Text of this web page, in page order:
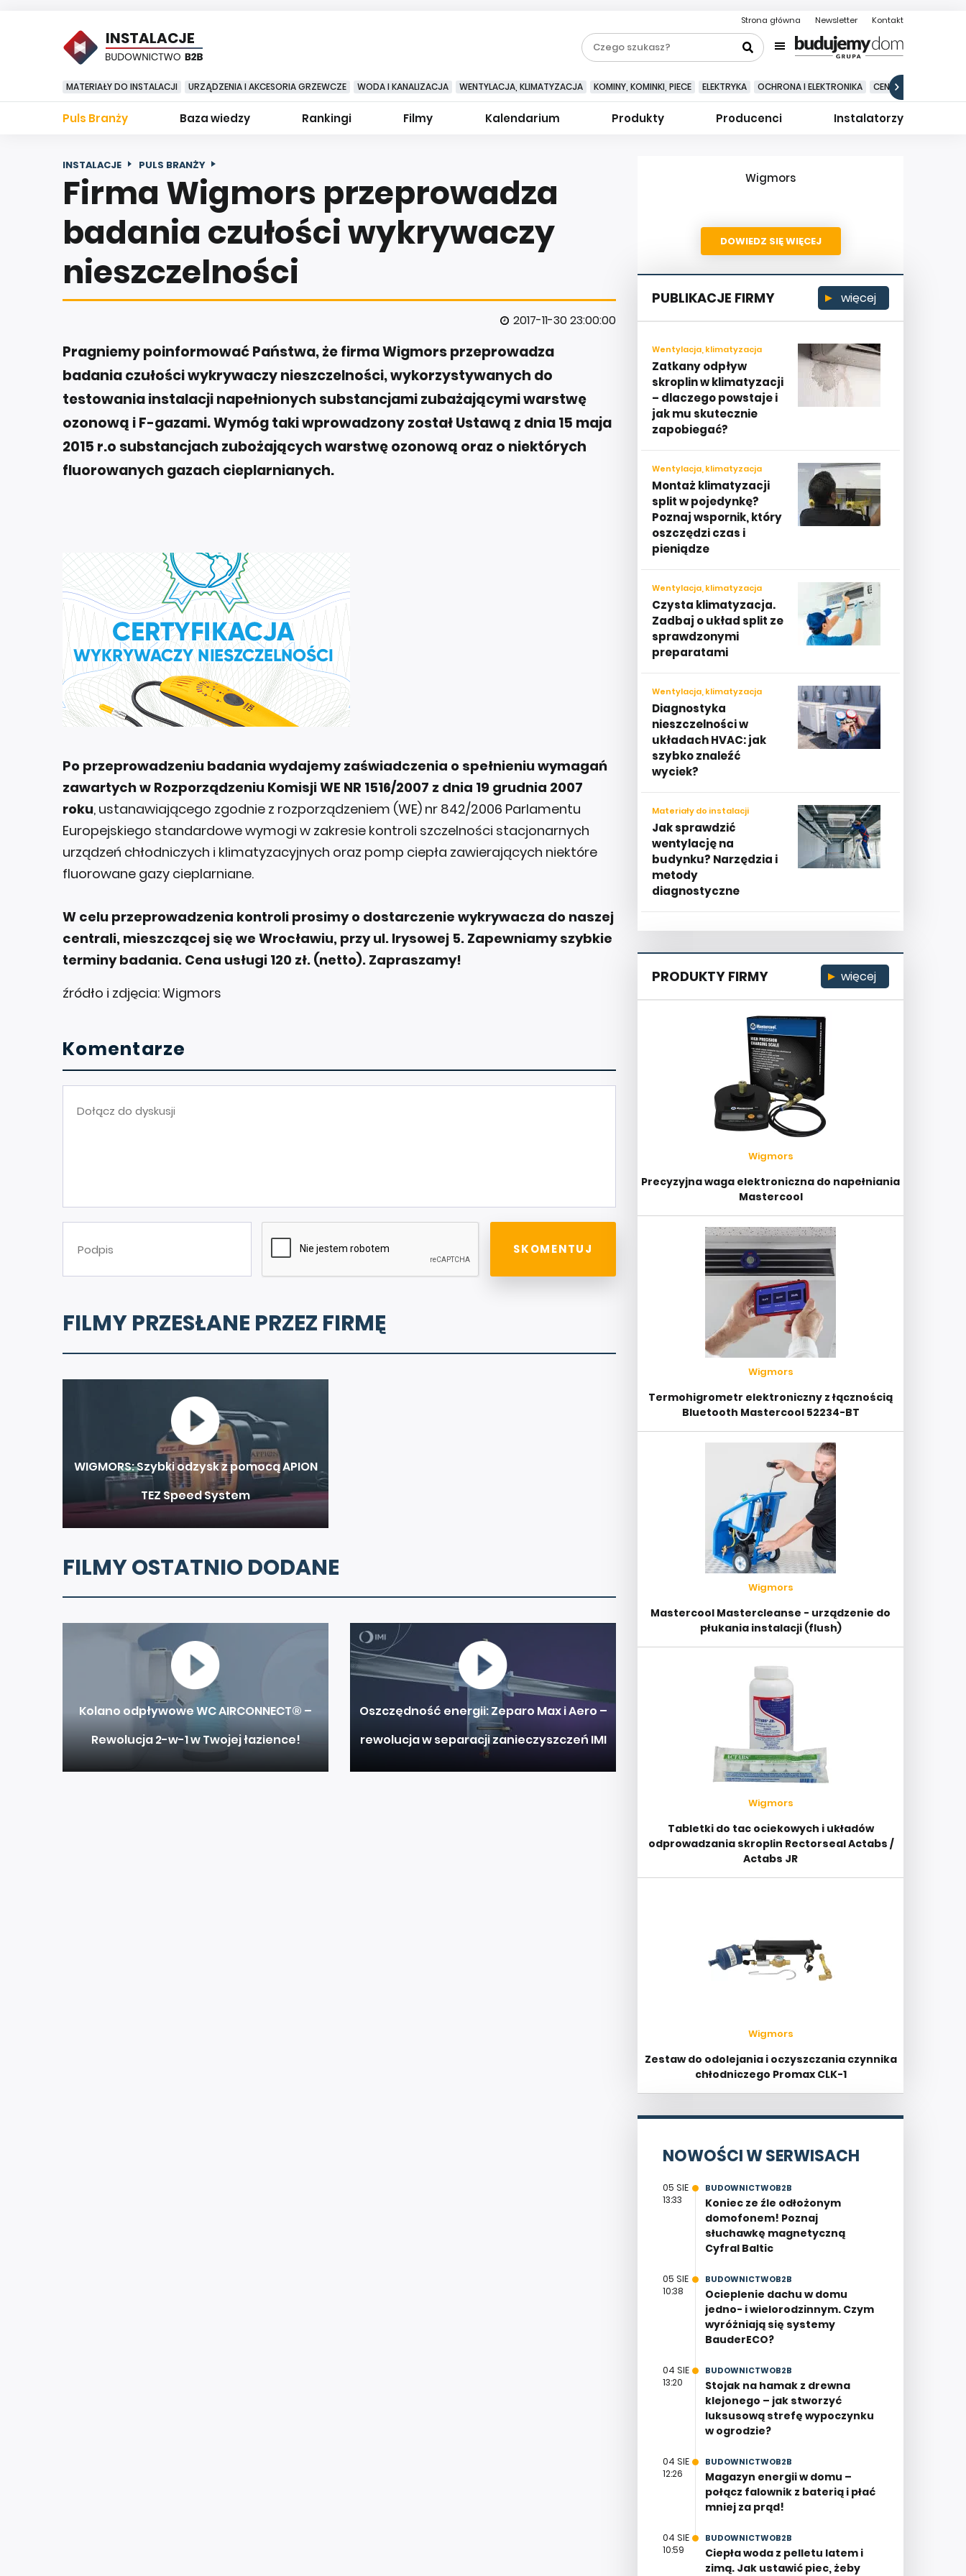
Strona główna Newsletter Kontakt
INSTALACJE
MATERIAŁY DO INSTALACJI URZĄDZENIA I AKCESORIA GRZEWCZE WODA I KANALIZACJA WENTYLACJA, KLIMATYZACJA KOMINY, KOMINKI, PIECE ELEKTRYKA OCHRONA I ELEKTRONIKA CENTRALNE
Puls Branży Baza wiedzy Rankingi Filmy Kalendarium Produkty Producenci Instalatorzy
INSTALACJE PULS BRANŻY
Firma Wigmors przeprowadza
badania czułości wykrywaczy
nieszczelności
2017-11-30 23:00:00
Pragniemy poinformować Państwa, że firma Wigmors przeprowadza
badania czułości wykrywaczy nieszczelności, wykorzystywanych do
testowania instalacji napełnionych substancjami zubażającymi warstwę
ozonową i F-gazami. Wymóg taki wprowadzony został Ustawą z dnia 15 maja
2015 r.o substancjach zubożających warstwę ozonową oraz o niektórych
fluorowanych gazach cieplarnianych.
Po przeprowadzeniu badania wydajemy zaświadczenia o spełnieniu wymagań
zawartych w Rozporządzeniu Komisji WE NR 1516/2007 z dnia 19 grudnia 2007
roku, ustanawiającego zgodnie z rozporządzeniem (WE) nr 842/2006 Parlamentu
Europejskiego standardowe wymogi w zakresie kontroli szczelności stacjonarnych
urządzeń chłodniczych i klimatyzacyjnych oraz pomp ciepła zawierających niektóre
fluorowane gazy cieplarniane.
W celu przeprowadzenia kontroli prosimy o dostarczenie wykrywacza do naszej
centrali, mieszczącej się we Wrocławiu, przy ul. Irysowej 5. Zapewniamy szybkie
terminy badania. Cena usługi 120 zł. (netto). Zapraszamy!
źródło i zdjęcia: Wigmors
Komentarze
FILMY PRZESŁANE PRZEZ FIRMĘ
WIGMORS: Szybki odzysk z pomocą APION
TEZ Speed System
FILMY OSTATNIO DODANE
Kolano odpływowe WC AIRCONNECT® –
Rewolucja 2-w-1 w Twojej łazience!
Oszczędność energii: Zeparo Max i Aero –
rewolucja w separacji zanieczyszczeń IMI
Wigmors
DOWIEDZ SIĘ WIĘCEJ
PUBLIKACJE FIRMY więcej
Wentylacja, klimatyzacja
Zatkany odpływ
skroplin w klimatyzacji
– dlaczego powstaje i
jak mu skutecznie
zapobiegać?
Wentylacja, klimatyzacja
Montaż klimatyzacji
split w pojedynkę?
Poznaj wspornik, który
oszczędzi czas i
pieniądze
Wentylacja, klimatyzacja
Czysta klimatyzacja.
Zadbaj o układ split ze
sprawdzonymi
preparatami
Wentylacja, klimatyzacja
Diagnostyka
nieszczelności w
układach HVAC: jak
szybko znaleźć
wyciek?
Materiały do instalacji
Jak sprawdzić
wentylację na
budynku? Narzędzia i
metody
diagnostyczne
PRODUKTY FIRMY więcej
Wigmors
Precyzyjna waga elektroniczna do napełniania
Mastercool
Wigmors
Termohigrometr elektroniczny z łącznością
Bluetooth Mastercool 52234-BT
Wigmors
Mastercool Mastercleanse - urządzenie do
płukania instalacji (flush)
Wigmors
Tabletki do tac ociekowych i układów
odprowadzania skroplin Rectorseal Actabs /
Actabs JR
Wigmors
Zestaw do odolejania i oczyszczania czynnika
chłodniczego Promax CLK-1
NOWOŚCI W SERWISACH
05 SIE
13:33
BUDOWNICTWOB2B
Koniec ze źle odłożonym
domofonem! Poznaj
słuchawkę magnetyczną
Cyfral Baltic
05 SIE
10:38
BUDOWNICTWOB2B
Ocieplenie dachu w domu
jedno- i wielorodzinnym. Czym
wyróżniają się systemy
BauderECO?
04 SIE
13:20
BUDOWNICTWOB2B
Stojak na hamak z drewna
klejonego – jak stworzyć
luksusową strefę wypoczynku
w ogrodzie?
04 SIE
12:26
BUDOWNICTWOB2B
Magazyn energii w domu –
połącz falownik z baterią i płać
mniej za prąd!
04 SIE
10:59
BUDOWNICTWOB2B
Ciepła woda z pelletu latem i
zimą. Jak ustawić piec, żeby